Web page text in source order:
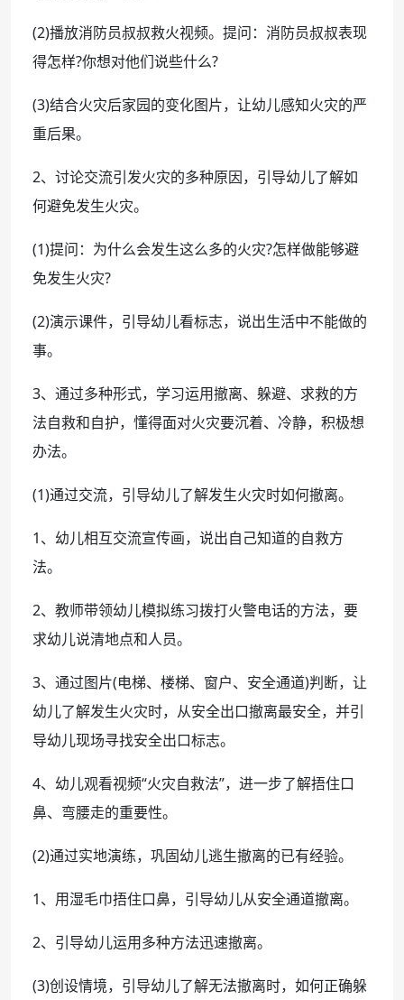
(2)播放消防员叔叔救火视频。提问：消防员叔叔表现
得怎样?你想对他们说些什么?
(3)结合火灾后家园的变化图片，让幼儿感知火灾的严
重后果。
2、讨论交流引发火灾的多种原因，引导幼儿了解如
何避免发生火灾。
(1)提问：为什么会发生这么多的火灾?怎样做能够避
免发生火灾?
(2)演示课件，引导幼儿看标志，说出生活中不能做的
事。
3、通过多种形式，学习运用撤离、躲避、求救的方
法自救和自护，懂得面对火灾要沉着、冷静，积极想
办法。
(1)通过交流，引导幼儿了解发生火灾时如何撤离。
1、幼儿相互交流宣传画，说出自己知道的自救方
法。
2、教师带领幼儿模拟练习拨打火警电话的方法，要
求幼儿说清地点和人员。
3、通过图片(电梯、楼梯、窗户、安全通道)判断，让
幼儿了解发生火灾时，从安全出口撤离最安全，并引
导幼儿现场寻找安全出口标志。
4、幼儿观看视频“火灾自救法”，进一步了解捂住口
鼻、弯腰走的重要性。
(2)通过实地演练，巩固幼儿逃生撤离的已有经验。
1、用湿毛巾捂住口鼻，引导幼儿从安全通道撤离。
2、引导幼儿运用多种方法迅速撤离。
(3)创设情境，引导幼儿了解无法撤离时，如何正确躲